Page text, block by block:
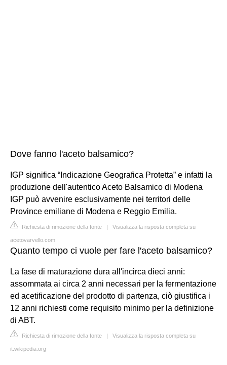
Dove fanno l'aceto balsamico?
IGP significa “Indicazione Geografica Protetta” e infatti la
produzione dell'autentico Aceto Balsamico di Modena
IGP può avvenire esclusivamente nei territori delle
Province emiliane di Modena e Reggio Emilia.
Richiesta di rimozione della fonte | Visualizza la risposta completa su
acetovarvello.com
Quanto tempo ci vuole per fare l'aceto balsamico?
La fase di maturazione dura all'incirca dieci anni:
assommata ai circa 2 anni necessari per la fermentazione
ed acetificazione del prodotto di partenza, ciò giustifica i
12 anni richiesti come requisito minimo per la definizione
di ABT.
Richiesta di rimozione della fonte | Visualizza la risposta completa su
it.wikipedia.org